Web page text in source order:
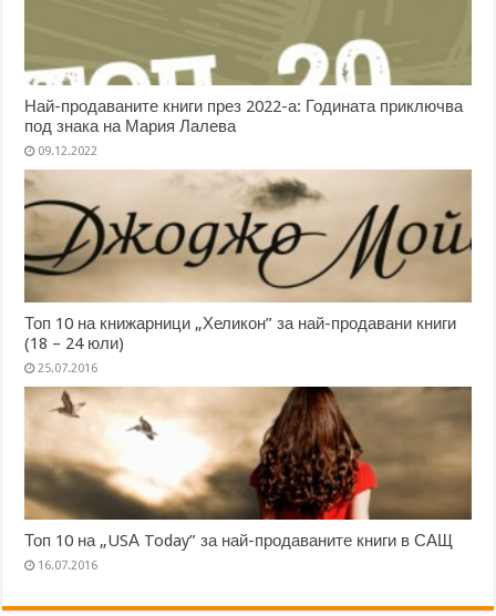
Най-продаваните книги през 2022-а: Годината приключва
под знака на Мария Лалева
09.12.2022
Топ 10 на книжарници „Хеликон” за най-продавани книги
(18 – 24 юли)
25.07.2016
Топ 10 на „USА Today” за най-продаваните книги в САЩ
16.07.2016